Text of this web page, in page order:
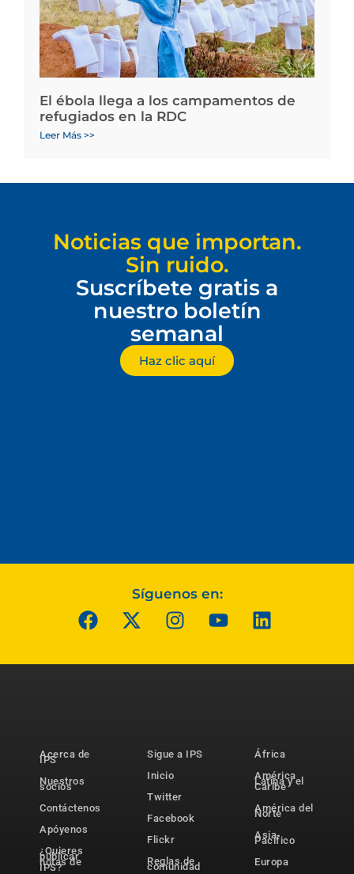
El ébola llega a los campamentos de
refugiados en la RDC
Leer Más >>
Noticias que importan.
Sin ruido.
Suscríbete gratis a
nuestro boletín
semanal
Haz clic aquí
Síguenos en:
Acerca de
IPS
Nuestros
socios
Contáctenos
Apóyenos
¿Quieres
publicar
notas de
IPS?
Sigue a IPS
Inicio
Twitter
Facebook
Flickr
Reglas de
comunidad
África
América
Latina y el
Caribe
América del
Norte
Asia-
Pacífico
Europa